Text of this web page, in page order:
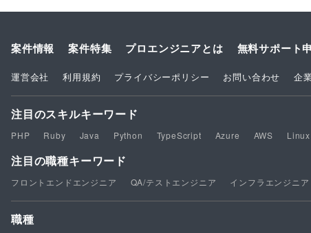
案件情報 案件特集 プロエンジニアとは 無料サポート
運営会社 利用規約 プライバシーポリシー お問い合わせ 企
注目のスキルキーワード
PHP Ruby Java Python TypeScript Azure AWS Linux
注目の職種キーワード
フロントエンドエンジニア QA/テストエンジニア インフラエンジニア
職種